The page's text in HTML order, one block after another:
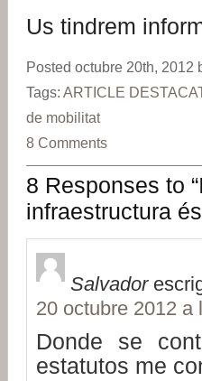
Us tindrem
Posted octubre 20th, 2012
Tags: ARTICLE
de mobilitat
8 Comments
8 Responses to
infraestructura
Salvador
20 octubre 2012 a
Donde se
estatutos me